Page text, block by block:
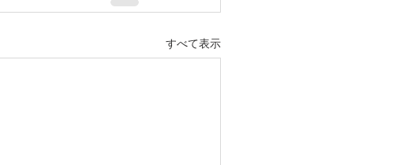
すべて表示